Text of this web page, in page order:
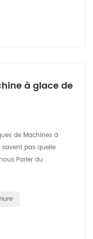
à glace de
de Machines à
pas quelle
Parler du